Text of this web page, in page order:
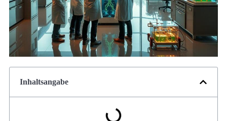
Inhaltsangabe